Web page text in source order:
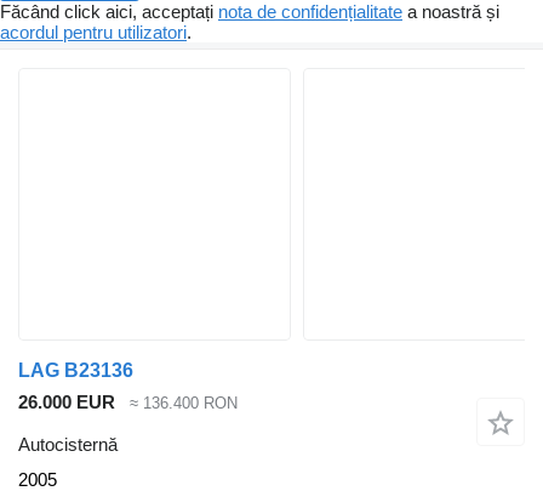
Făcând click aici, acceptați nota de confidențialitate a noastră și
acordul pentru utilizatori.
LAG B23136
26.000 EUR
≈ 136.400 RON
Autocisternă
2005